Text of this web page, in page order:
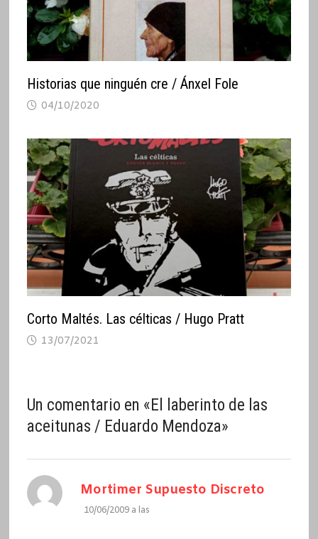
Historias que ninguén cre / Ánxel Fole
04/10/2020
Corto Maltés. Las célticas / Hugo Pratt
13/07/2021
Un comentario en «El laberinto de las
aceitunas / Eduardo Mendoza»
Mortimer Supuesto Discreto
10/06/2009 a las